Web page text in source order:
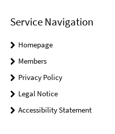
Service Navigation
Homepage
Members
Privacy Policy
Legal Notice
Accessibility Statement